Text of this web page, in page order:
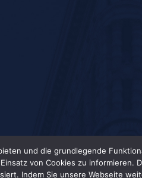
und die grundlegende
von Cookies zu informieren.
Indem Sie unsere Webseite